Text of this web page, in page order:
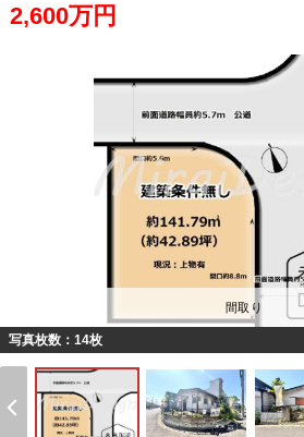
2,600万円
間取り
写真枚数：14枚